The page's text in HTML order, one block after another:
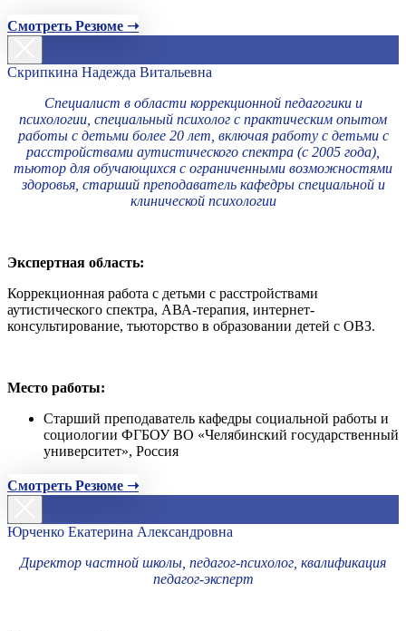
Смотреть Резюме ➝
Скрипкина Надежда Витальевна
Специалист в области коррекционной педагогики и
психологии, специальный психолог с практическим опытом
работы с детьми более 20 лет, включая работу с детьми с
расстройствами аутистического спектра (с 2005 года),
тьютор для обучающихся с ограниченными возможностями
здоровья, старший преподаватель кафедры специальной и
клинической психологии
Экспертная область:
Коррекционная работа с детьми с расстройствами
аутистического спектра, АВА-терапия, интернет-
консультирование, тьюторство в образовании детей с ОВЗ.
Место работы:
Старший преподаватель кафедры социальной работы и
социологии ФГБОУ ВО «Челябинский государственный
университет», Россия
Смотреть Резюме ➝
Юрченко Екатерина Александровна
Директор частной школы, педагог-психолог, квалификация
педагог-эксперт